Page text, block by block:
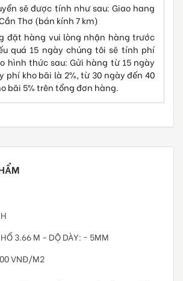
sẽ được tính như sau: Giao hang
Thơ (bán kính 7 km)
đặt hàng vui lòng nhận hàng trước
quá 15 ngày chúng tôi sẽ tính phí
hình thức sau: Gửi hàng từ 15 ngày
phí kho bãi là 2%, từ 30 ngày đến 40
bãi 5% trên tổng đơn hàng.
3.66 M - DỘ DÀY: ~ 5MM
VNĐ/M2